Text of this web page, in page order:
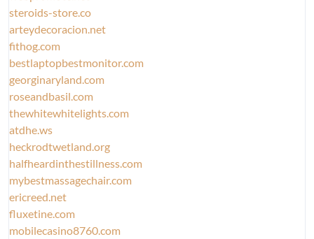
steroids-store.co
arteydecoracion.net
fithog.com
bestlaptopbestmonitor.com
georginaryland.com
roseandbasil.com
thewhitewhitelights.com
atdhe.ws
heckrodtwetland.org
halfheardinthestillness.com
mybestmassagechair.com
ericreed.net
fluxetine.com
mobilecasino8760.com